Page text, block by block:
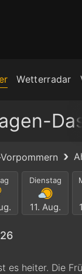
Wetterradar
Dienstag
11. Aug.
es heiter. Die